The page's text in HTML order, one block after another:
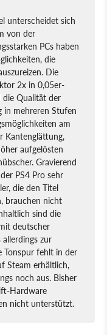
unterscheidet sich
von der
PCs haben
die
Die
2x in 0,05er-
die Qualität der
in mehreren Stufen
am
Kantenglättung,
aufgelösten
Gravierend
PS4 Pro sehr
die den Titel
brauchen nicht
sind die
deutscher
zur
Tonspur fehlt in der
Steam erhältlich,
noch aus. Bisher
Hardware
nicht unterstützt.